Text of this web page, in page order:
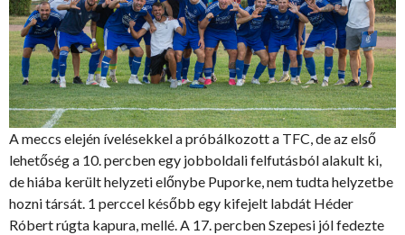
A meccs elején ívelésekkel a próbálkozott a TFC, de az első
lehetőség a 10. percben egy jobboldali felfutásból alakult ki,
de hiába került helyzeti előnybe Puporke, nem tudta helyzetbe
hozni társát. 1 perccel később egy kifejelt labdát Héder
Róbert rúgta kapura, mellé. A 17. percben Szepesi jól fedezte